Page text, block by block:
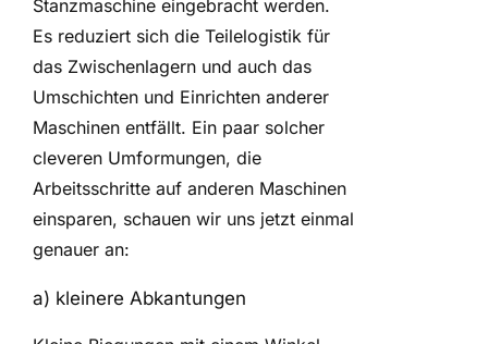
Stanzmaschine eingebracht werden.
Es reduziert sich die Teilelogistik für
das Zwischenlagern und auch das
Umschichten und Einrichten anderer
Maschinen entfällt. Ein paar solcher
cleveren Umformungen, die
Arbeitsschritte auf anderen Maschinen
einsparen, schauen wir uns jetzt einmal
genauer an:
a) kleinere Abkantungen